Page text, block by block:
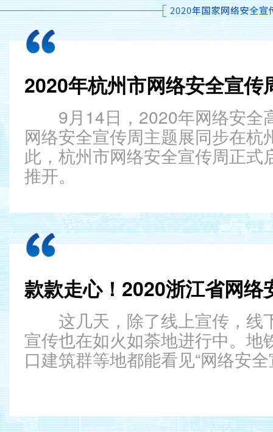
9月14日，2020年网络安全
网络安全宣传周主题展同步在杭
此，杭州市网络安全宣传周正式
推开。
这几天，除了线上宣传，线
宣传也在如火如荼地进行中。地
口建筑群等地都能看见“网络安